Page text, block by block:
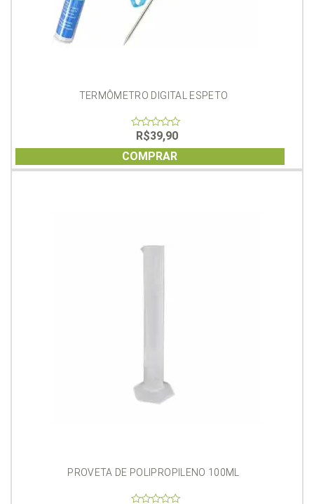
TERMÔMETRO DIGITAL ESPETO
out
of
5
R$39,90
COMPRAR
PROVETA DE POLIPROPILENO 100ML